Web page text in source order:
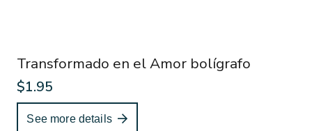
Transformado en el Amor bolígrafo
$1.95
See more details